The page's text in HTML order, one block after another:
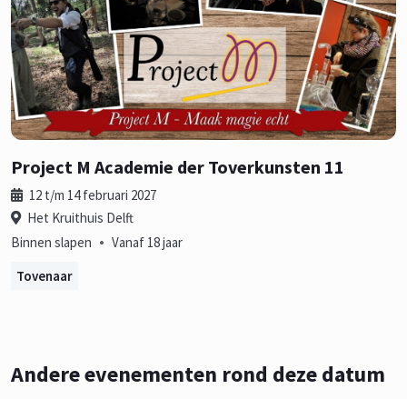
Project M Academie der Toverkunsten 11
12 t/m 14 februari 2027
Het Kruithuis Delft
Binnen slapen • Vanaf 18 jaar
Tovenaar
Andere evenementen rond deze datum